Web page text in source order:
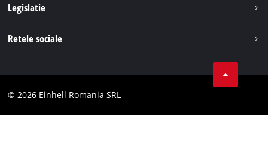
Sistemul de acumulatori
Einhell in lume
Legislatie
Declaratie de accesibilitate
Retele sociale
Facebook
© 2026 Einhell Romania SRL